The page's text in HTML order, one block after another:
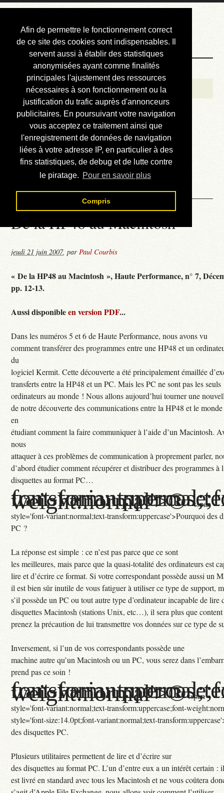
Afin de permettre le fonctionnement correct
de ce site des cookies sont indispensables. Il
servent aussi à établir des statistiques
anonymisées ayant comme finalités
principales l'ajustement des ressources
nécessaires à son fonctionnement ou la
justification du trafic auprès d'annonceurs
publicitaires. En poursuivant votre navigation
vous acceptez ce traitement ainsi que
l'enregistrement de données de navigation
liées à votre adresse IP, en particulier à des
fins statistiques, de debug et de lutte contre
le piratage. Pour en savoir plus
Compris
Courbis, « LE »
Blog Officiel
Bienvenue
Réalisations
Divers (et d’été)
Annonces
Liens externes
Téléchargement
Contact
De la HP48 au Macintosh
jeudi 21 juin 2007,parPaul Courbis
« De la HP48 au Macintosh », Haute Performance, n° 7,
pp. 12-13.
Aussi disponibleen version PDF...
Dans les numéros 5 et 6 de Haute Performance, nous avons vu
comment transférer des programmes entre une HP48 et un
du
logiciel Kermit. Cette découverte a été principalement émaillée
transferts entre la HP48 et un PC. Mais les PC ne sont pas les seuls
ordinateurs au monde ! Nous allons aujourd’hui tourner une
de notre découverte des communications entre la HP48 et le
en
étudiant comment la faire communiquer à l’aide d’un Macintosh.
nous
attaquer à ces problèmes de communication à proprement parler,
d’abord étudier comment récupérer et distribuer des programmes à
disquettes au format PC…
font-variant:normal;text-
weight:normal'>®<span
style='font-variant:normal;text-transform:uppercase'>Pourquoi des
PC ?
La réponse est simple : ce n’est pas parce que ce sont
les meilleures, mais parce que la quasi-totalité des ordinateurs est
lire et d’écrire ce format. Si votre correspondant possède aussi un
il est bien sûr inutile de vous fatiguer à utiliser ce type de support,
s’il possède un PC ou tout autre type d’ordinateur incapable de lire
disquettes Macintosh (stations Unix, etc…), il sera plus que
prenez la précaution de lui transmettre vos données sur ce type de
Inversement, si l’un de vos correspondants possède une
machine autre qu’un Macintosh ou un PC, vous serez dans
prend pas ce soin !
font-variant:normal;text-
weight:normal'>®<span
style='font-variant:normal;text-transform:uppercase;font-
style='font-size:14.0pt;font-variant:normal;text-
des disquettes PC.
Plusieurs utilitaires permettent de lire et d’écrire sur
des disquettes au format PC. L’un d’entre eux a un intérêt certain :
est livré en standard avec tous les Macintosh et ne vous coûtera